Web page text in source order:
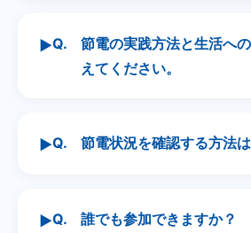
▶Q.
節電の実践方法と生活へ
えてください。
▶Q. 節電状況を確認する方法
▶Q.
誰でも参加できますか？